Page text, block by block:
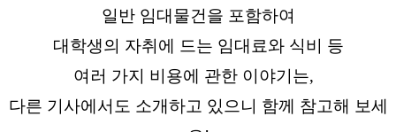
일반 임대물건을 포함하여
대학생의 자취에 드는 임대료와 식비 등
여러 가지 비용에 관한 이야기는,
다른 기사에서도 소개하고 있으니 함께 참고해 보세